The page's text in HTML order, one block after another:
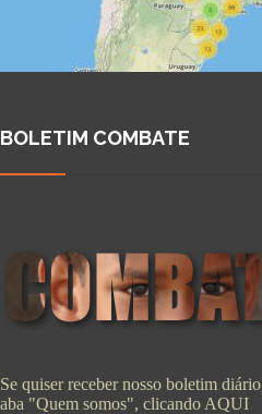
BOLETIM COMBATE
Se quiser receber nosso boletim
aba "Quem somos", clicando AQUI